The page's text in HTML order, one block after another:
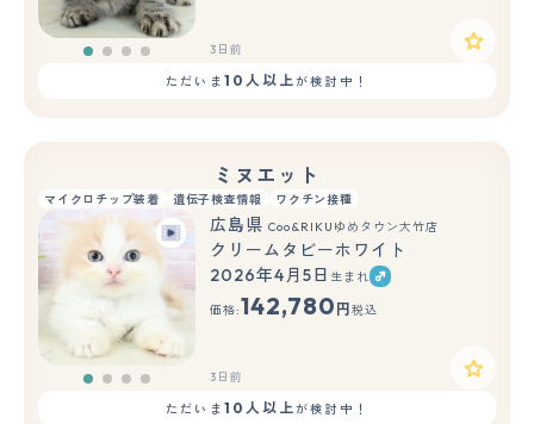
3日前
ただいま 10人以上が検討中！
ミヌエット
マイクロチップ装着 遺伝子検査情報 ワクチン接種
広島県 Coo&RIKUゆめタウン大竹店
クリームタビーホワイト
2026年4月5日 生まれ
価格:142,780 円 税込
3日前
ただいま 10人以上が検討中！